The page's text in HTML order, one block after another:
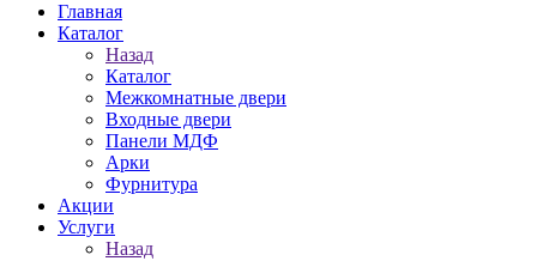
Главная
Каталог
Назад
Каталог
Межкомнатные двери
Входные двери
Панели МДФ
Арки
Фурнитура
Акции
Услуги
Назад